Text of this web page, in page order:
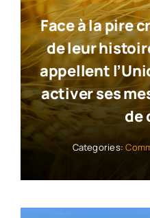
Face à la pire
de leur
appellent
activer ses
de
Categories: